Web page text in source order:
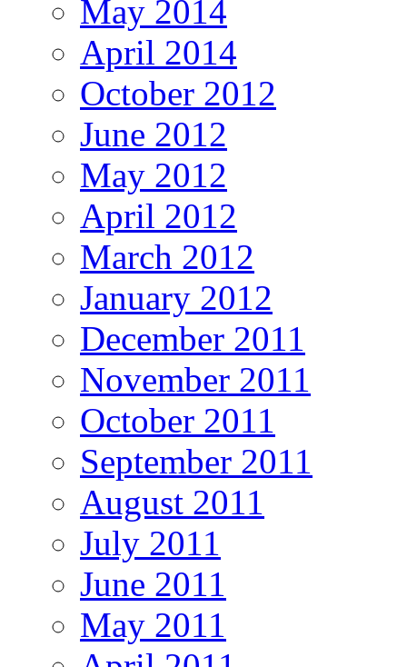
May 2014
April 2014
October 2012
June 2012
May 2012
April 2012
March 2012
January 2012
December 2011
November 2011
October 2011
September 2011
August 2011
July 2011
June 2011
May 2011